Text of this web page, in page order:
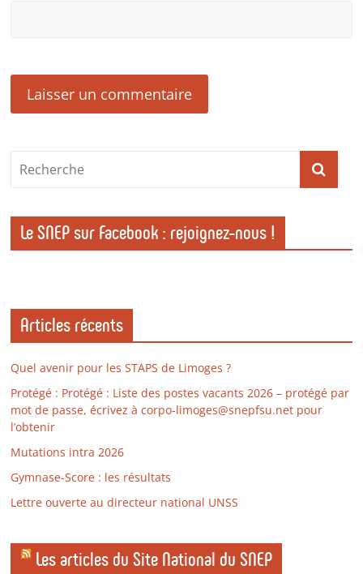
Le SNEP sur Facebook : rejoignez-nous !
Articles récents
Quel avenir pour les STAPS de Limoges ?
Protégé : Protégé : Liste des postes vacants 2026 – protégé par
mot de passe, écrivez à corpo-limoges@snepfsu.net pour
l’obtenir
Mutations intra 2026
Gymnase-Score : les résultats
Lettre ouverte au directeur national UNSS
Les articles du Site National du SNEP